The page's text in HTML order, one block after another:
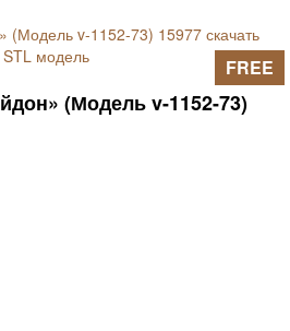
(Модель v-1152-73)
FREE